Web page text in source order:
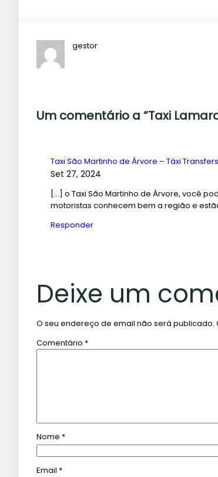
gestor
Um comentário a “Taxi
Taxi São Martinho de Árvore – Táxi
Set 27, 2024
[…] o Taxi São Martinho de Árvore, você
motoristas conhecem bem a região e
Responder
Deixe um
O seu endereço de email não será publicado.
Comentário *
Nome *
Email *